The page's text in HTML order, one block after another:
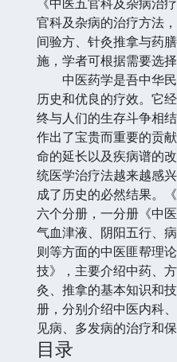
官科及杂病的治疗方法
间验方、针灸推拿与药
施，学者可根据需要选择
中医药学是吾中华民
历史和优良的疗效。它
终与人们的生存斗争相
作出了宝贵而重要的贡
命的延长以及疾病谱的
统医学治疗法越来越感
成了历史的必然结果。
六个分册，一分册《中
气血津液、阴阳五行、
则等方面的中医匪帮理
技》，主要介绍中药、
灸、推拿的基本知识和
册，分别介绍中医内科
见病、多发病的治疗和保
目录